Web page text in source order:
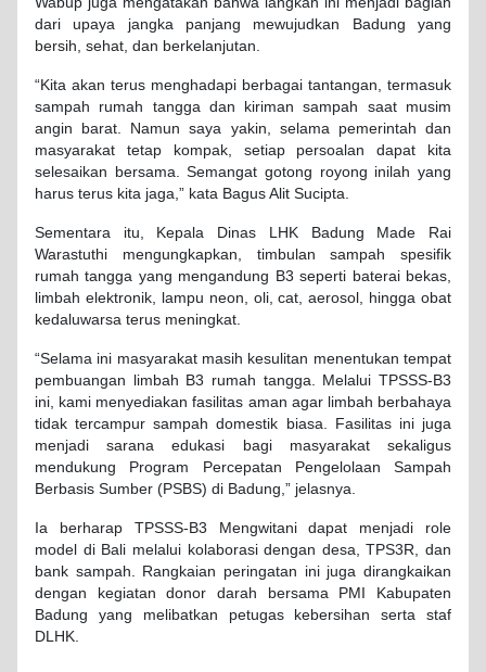
dari upaya jangka panjang mewujudkan Badung yang
bersih, sehat, dan berkelanjutan.
“Kita akan terus menghadapi berbagai tantangan, termasuk
sampah rumah tangga dan kiriman sampah saat musim
angin barat. Namun saya yakin, selama pemerintah dan
masyarakat tetap kompak, setiap persoalan dapat kita
selesaikan bersama. Semangat gotong royong inilah yang
harus terus kita jaga,” kata Bagus Alit Sucipta.
Sementara itu, Kepala Dinas LHK Badung Made Rai
Warastuthi mengungkapkan, timbulan sampah spesifik
rumah tangga yang mengandung B3 seperti baterai bekas,
limbah elektronik, lampu neon, oli, cat, aerosol, hingga obat
kedaluwarsa terus meningkat.
“Selama ini masyarakat masih kesulitan menentukan tempat
pembuangan limbah B3 rumah tangga. Melalui TPSSS-B3
ini, kami menyediakan fasilitas aman agar limbah berbahaya
tidak tercampur sampah domestik biasa. Fasilitas ini juga
menjadi sarana edukasi bagi masyarakat sekaligus
mendukung Program Percepatan Pengelolaan Sampah
Berbasis Sumber (PSBS) di Badung,” jelasnya.
Ia berharap TPSSS-B3 Mengwitani dapat menjadi role
model di Bali melalui kolaborasi dengan desa, TPS3R, dan
bank sampah. Rangkaian peringatan ini juga dirangkaikan
dengan kegiatan donor darah bersama PMI Kabupaten
Badung yang melibatkan petugas kebersihan serta staf
DLHK.